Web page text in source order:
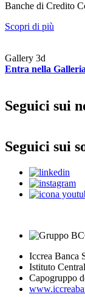
Banche di Credito
Scopri di più
Gallery 3d
Entra nella
Seguici sui
Seguici sui
Iccrea Banca
Istituto
Capogruppo